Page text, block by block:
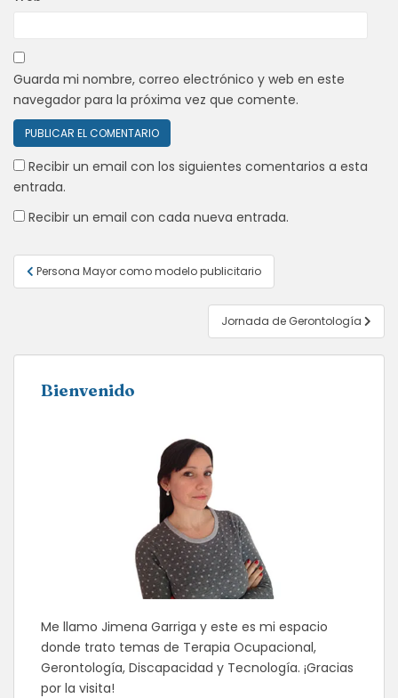
Guarda mi nombre, correo electrónico y web en este
navegador para la próxima vez que comente.
Recibir un email con los siguientes comentarios a esta
entrada.
Recibir un email con cada nueva entrada.
Navegación
de
Persona Mayor como modelo publicitario
Jornada de Gerontología
Bienvenido
Me llamo Jimena Garriga y este es mi espacio
donde trato temas de Terapia Ocupacional,
Gerontología, Discapacidad y Tecnología. ¡Gracias
por la visita!